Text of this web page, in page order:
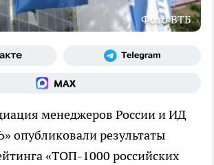
Фото ВТБ
менеджеров России и ИД
опубликовали результаты
«ТОП-1000 российских